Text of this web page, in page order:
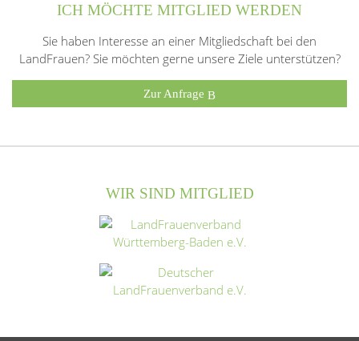
ICH MÖCHTE MITGLIED WERDEN
Sie haben Interesse an einer Mitgliedschaft bei den
LandFrauen? Sie möchten gerne unsere Ziele unterstützen?
Zur Anfrage
WIR SIND MITGLIED